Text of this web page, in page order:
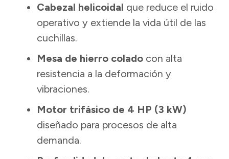
Cabezal helicoidal que reduce el ruido
operativo y extiende la vida útil de las
cuchillas.
Mesa de hierro colado con alta
resistencia a la deformación y
vibraciones.
Motor trifásico de 4 HP (3 kW)
diseñado para procesos de alta
demanda.